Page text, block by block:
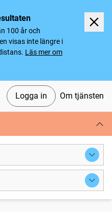
100 år och
visas inte längre i
Läs mer om
Logga in Om tjänsten